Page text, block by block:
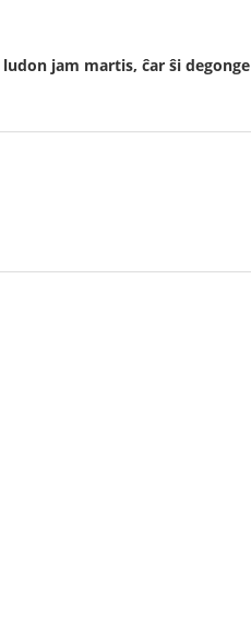
jam martis, ĉar ŝi degonge